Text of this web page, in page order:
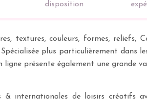
disposition
textures, couleurs, formes, reliefs,
plus particulièrement dans
présente également une grande
& internationales de loisirs créatifs